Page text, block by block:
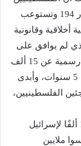
طلبوا من بين أمور أخرى بأن تعترف إسرائيل بقرار 194 وتستوعب
وقانونية
لم يوافق على
قبول قرار 194 كمصدر للصلاحيات، تحدث بصورة رسمية عن 15 ألف
لاجئ على الأكثر سيسمح بدخولهم لإسرائيل خلال 5 سنوات، وأبدى
الفلسطينيين،
بالإمكان ألا نحب المطلب الفلسطيني بدخول 150 ألفًا لإسرائيل
الواضح أن 150 ألفاً ليسوا ملايين